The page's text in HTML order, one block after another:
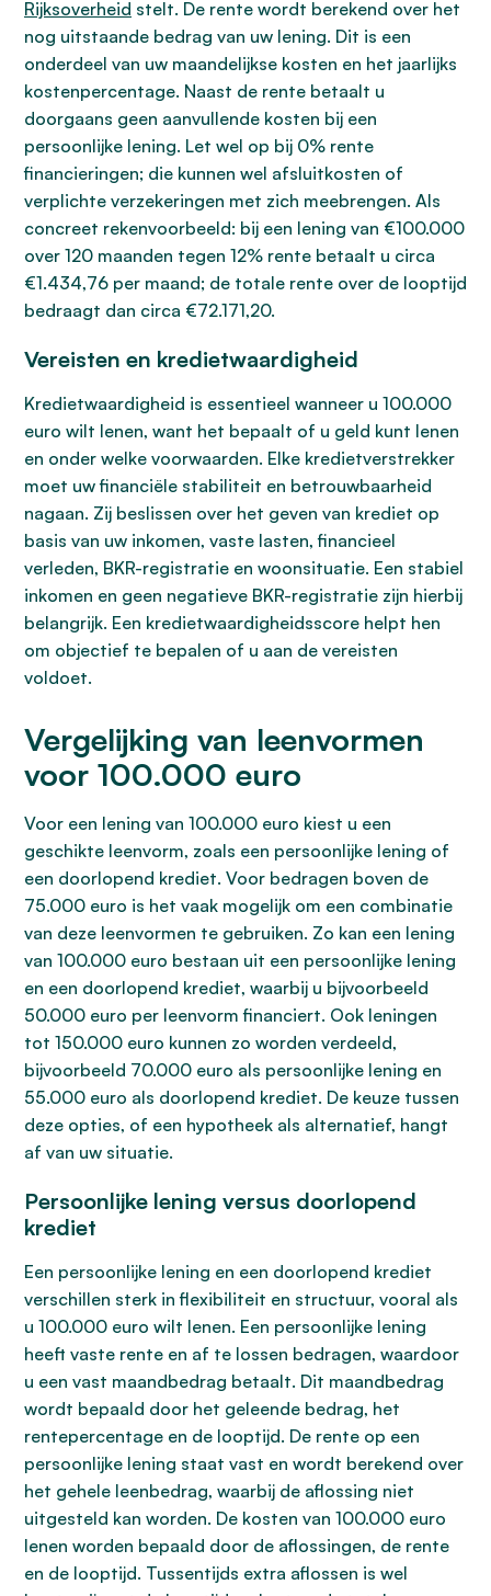
Rijksoverheid stelt. De rente wordt berekend over het
nog uitstaande bedrag van uw lening. Dit is een
onderdeel van uw maandelijkse kosten en het jaarlijks
kostenpercentage. Naast de rente betaalt u
doorgaans geen aanvullende kosten bij een
persoonlijke lening. Let wel op bij 0% rente
financieringen; die kunnen wel afsluitkosten of
verplichte verzekeringen met zich meebrengen. Als
concreet rekenvoorbeeld: bij een lening van €100.000
over 120 maanden tegen 12% rente betaalt u circa
€1.434,76 per maand; de totale rente over de looptijd
bedraagt dan circa €72.171,20.
Vereisten en kredietwaardigheid
Kredietwaardigheid is essentieel wanneer u 100.000
euro wilt lenen, want het bepaalt of u geld kunt lenen
en onder welke voorwaarden. Elke kredietverstrekker
moet uw financiële stabiliteit en betrouwbaarheid
nagaan. Zij beslissen over het geven van krediet op
basis van uw inkomen, vaste lasten, financieel
verleden, BKR-registratie en woonsituatie. Een stabiel
inkomen en geen negatieve BKR-registratie zijn hierbij
belangrijk. Een kredietwaardigheidsscore helpt hen
om objectief te bepalen of u aan de vereisten
voldoet.
Vergelijking van leenvormen
voor 100.000 euro
Voor een lening van 100.000 euro kiest u een
geschikte leenvorm, zoals een persoonlijke lening of
een doorlopend krediet. Voor bedragen boven de
75.000 euro is het vaak mogelijk om een combinatie
van deze leenvormen te gebruiken. Zo kan een lening
van 100.000 euro bestaan uit een persoonlijke lening
en een doorlopend krediet, waarbij u bijvoorbeeld
50.000 euro per leenvorm financiert. Ook leningen
tot 150.000 euro kunnen zo worden verdeeld,
bijvoorbeeld 70.000 euro als persoonlijke lening en
55.000 euro als doorlopend krediet. De keuze tussen
deze opties, of een hypotheek als alternatief, hangt
af van uw situatie.
Persoonlijke lening versus doorlopend
krediet
Een persoonlijke lening en een doorlopend krediet
verschillen sterk in flexibiliteit en structuur, vooral als
u 100.000 euro wilt lenen. Een persoonlijke lening
heeft vaste rente en af te lossen bedragen, waardoor
u een vast maandbedrag betaalt. Dit maandbedrag
wordt bepaald door het geleende bedrag, het
rentepercentage en de looptijd. De rente op een
persoonlijke lening staat vast en wordt berekend over
het gehele leenbedrag, waarbij de aflossing niet
uitgesteld kan worden. De kosten van 100.000 euro
lenen worden bepaald door de aflossingen, de rente
en de looptijd. Tussentijds extra aflossen is wel